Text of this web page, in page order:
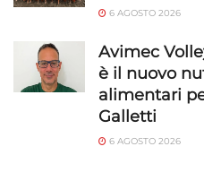
6 AGOSTO 2026
Avimec
è il nuovo
alimentari
Galletti
6 AGOSTO 2026